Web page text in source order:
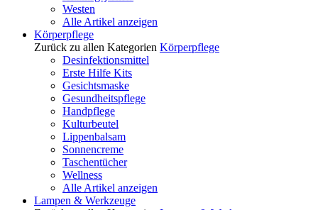
Westen
Alle Artikel anzeigen
Körperpflege
Zurück zu allen Kategorien Körperpflege
Desinfektionsmittel
Erste Hilfe Kits
Gesichtsmaske
Gesundheitspflege
Handpflege
Kulturbeutel
Lippenbalsam
Sonnencreme
Taschentücher
Wellness
Alle Artikel anzeigen
Lampen & Werkzeuge